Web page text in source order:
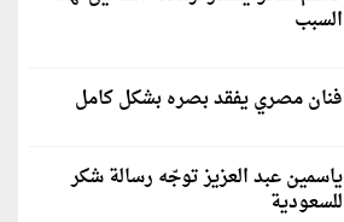
السبب
فنان مصري يفقد بصره بشكل كامل
ياسمين عبد العزيز توجّه رسالة شكر
للسعودية